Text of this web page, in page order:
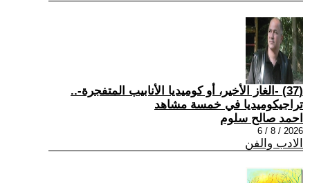
(37) -الغاز الأخير، أو كوميديا الأنابيب المتفجرة-..
تراجيكوميديا في خمسة مشاهد
احمد صالح سلوم
2026 / 8 / 6
الادب والفن